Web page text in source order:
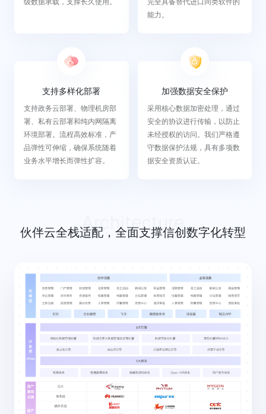
能力。
支持多样化部署
支持政务云部署、物理机房部
署、私有云部署和纯内网隔离
环境部署。流程高效标准，产
品弹性可伸缩，确保系统随着
业务水平增长而弹性扩容。
加强数据安全保护
采用核心数据加密处理，通过
安全的协议进行传输，以防止
未经授权的访问。我们严格遵
守数据保护法规，具有多项数
据安全资质认证。
Architecture
伙伴云全栈适配，全面支撑信创数字化转型